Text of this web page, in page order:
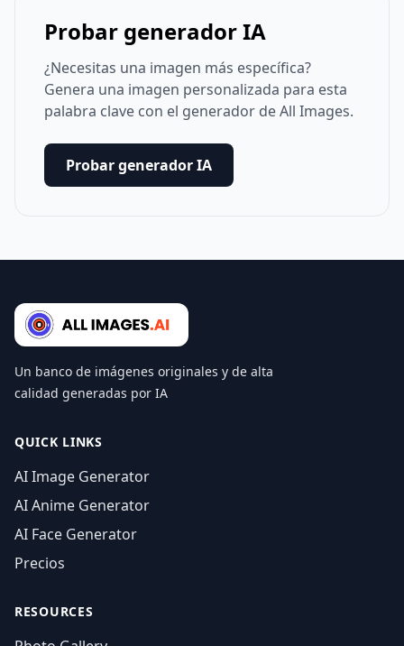
Probar generador IA
¿Necesitas una imagen más específica?
Genera una imagen personalizada para esta
palabra clave con el generador de All Images.
Probar generador IA
Un banco de imágenes originales y de alta
calidad generadas por IA
QUICK LINKS
AI Image Generator
AI Anime Generator
AI Face Generator
Precios
RESOURCES